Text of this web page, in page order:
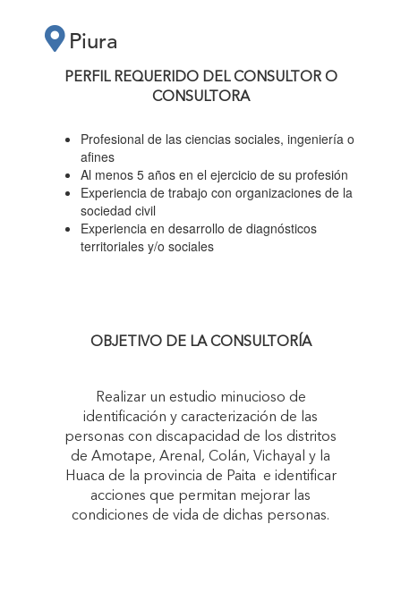
MINUCIOSO DE
IDENTIFICACIÓN Y
CARACTERIZACIÓN
DE LAS PERSONAS
CON
LOS DISTRITOS DE
AMOTAPE,
ARENAL, COLÁN,
VICHAYAL Y LA
Piura
PERFIL REQUERIDO DEL CONSULTOR O
CONSULTORA
Profesional de las ciencias sociales, ingeniería o
afines
Al menos 5 años en el ejercicio de su profesión
Experiencia de trabajo con organizaciones de la
sociedad civil
Experiencia en desarrollo de diagnósticos
territoriales y/o sociales
OBJETIVO DE LA CONSULTORÍA
Realizar un estudio minucioso de
identificación y caracterización de las
personas con discapacidad de los distritos
de Amotape, Arenal, Colán, Vichayal y la
Huaca de la provincia de Paita e identificar
acciones que permitan mejorar las
condiciones de vida de dichas personas.